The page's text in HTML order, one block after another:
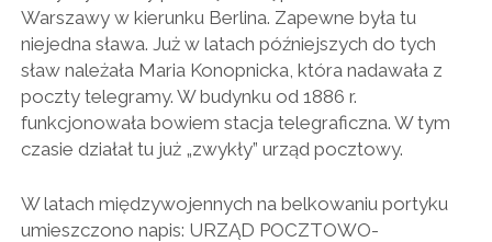
Warszawy w kierunku Berlina. Zapewne była tu
niejedna sława. Już w latach późniejszych do tych
sław należała Maria Konopnicka, która nadawała z
poczty telegramy. W budynku od 1886 r.
funkcjonowała bowiem stacja telegraficzna. W tym
czasie działał tu już „zwykły” urząd pocztowy.
W latach międzywojennych na belkowaniu portyku
umieszczono napis: URZĄD POCZTOWO-